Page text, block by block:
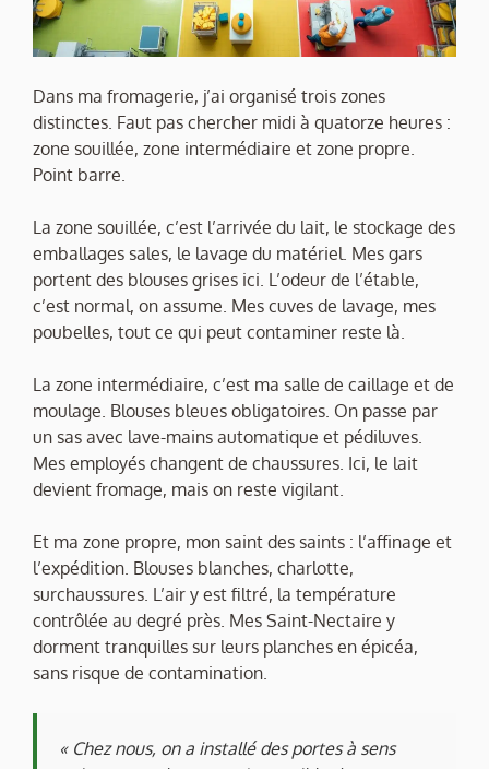
Dans ma fromagerie, j’ai organisé trois zones
distinctes. Faut pas chercher midi à quatorze heures :
zone souillée, zone intermédiaire et zone propre.
Point barre.
La zone souillée, c’est l’arrivée du lait, le stockage des
emballages sales, le lavage du matériel. Mes gars
portent des blouses grises ici. L’odeur de l’étable,
c’est normal, on assume. Mes cuves de lavage, mes
poubelles, tout ce qui peut contaminer reste là.
La zone intermédiaire, c’est ma salle de caillage et de
moulage. Blouses bleues obligatoires. On passe par
un sas avec lave-mains automatique et pédiluves.
Mes employés changent de chaussures. Ici, le lait
devient fromage, mais on reste vigilant.
Et ma zone propre, mon saint des saints : l’affinage et
l’expédition. Blouses blanches, charlotte,
surchaussures. L’air y est filtré, la température
contrôlée au degré près. Mes Saint-Nectaire y
dorment tranquilles sur leurs planches en épicéa,
sans risque de contamination.
« Chez nous, on a installé des portes à sens